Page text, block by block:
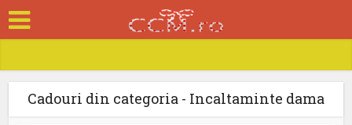
Cadouri din categoria - Incaltaminte dama